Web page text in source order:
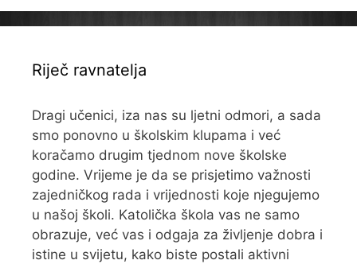
Riječ ravnatelja
Dragi učenici, iza nas su ljetni odmori, a sada
smo ponovno u školskim klupama i već
koračamo drugim tjednom nove školske
godine. Vrijeme je da se prisjetimo važnosti
zajedničkog rada i vrijednosti koje njegujemo
u našoj školi. Katolička škola vas ne samo
obrazuje, već vas i odgaja za življenje dobra i
istine u svijetu, kako biste postali aktivni